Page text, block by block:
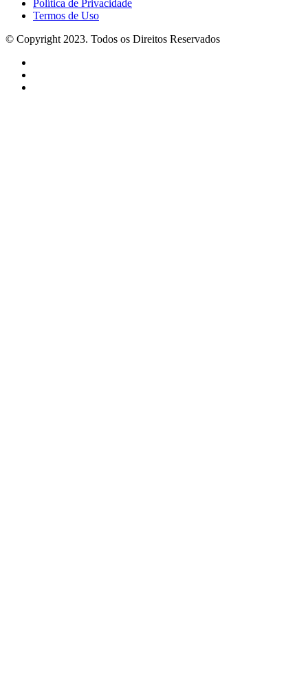
Política de Privacidade
Termos de Uso
© Copyright 2023. Todos os Direitos Reservados